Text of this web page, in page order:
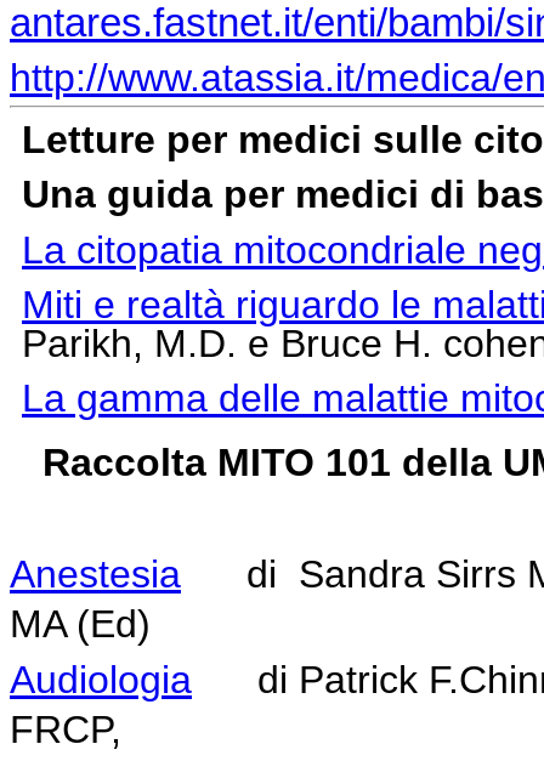
antares.fastnet.it/enti/bambi/
http://www.atassia.it/medica/
Letture per medici sulle
Una guida per medici di
La citopatia mitocondriale
Miti e realtà riguardo le
Parikh, M.D. e Bruce H.
La gamma delle malattie
Raccolta MITO 101 della
Anestesia di Sandra Sirrs
MA (Ed)
Audiologia di Patrick
FRCP,